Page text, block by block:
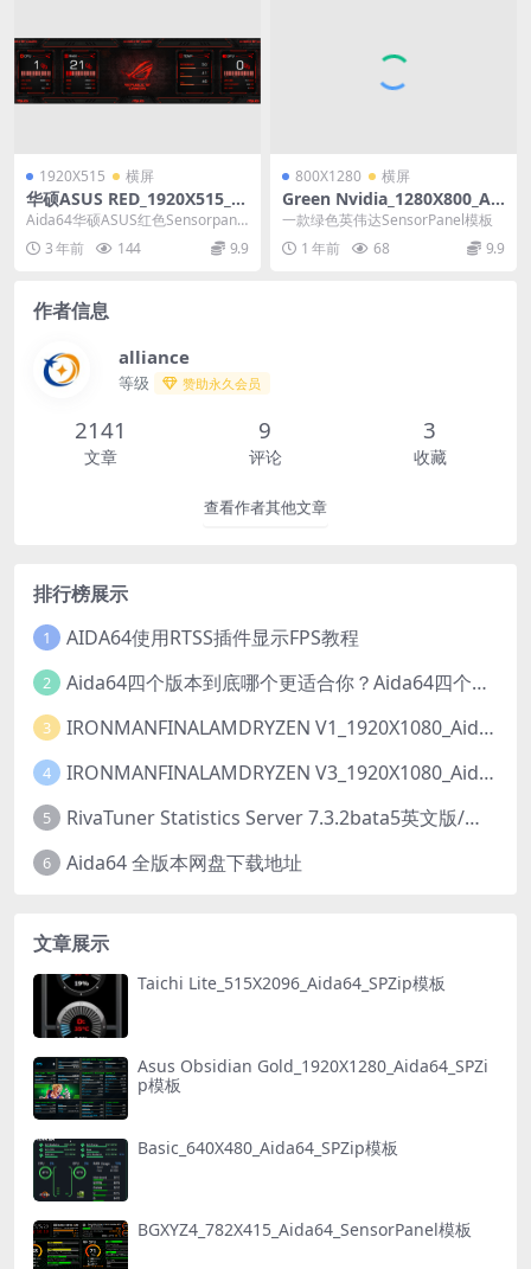
1920X515 横屏
华硕ASUS RED_1920X515_Ai
da64_Sensorpanel模板
Aida64华硕ASUS红色Sensorpanel
模板
3 年前 144 9.9
800X1280 横屏
Green Nvidia_1280X800_Ai
da64_SensorPanel模板
一款绿色英伟达SensorPanel模板
1 年前
68 9.9
作者信息
alliance
等级 赞助永久会员
2141
文章
9
评论
3
收藏
查看作者其他文章
排行榜展示
1 AIDA64使用RTSS插件显示FPS教程
2 Aida64四个版本到底哪个更适合你？Aida64四个版本有什么区别？
3 IRONMANFINALAMDRYZEN V1_1920X1080_Aida64_SensorPanel模板【推荐001已修复】
4 IRONMANFINALAMDRYZEN V3_1920X1080_Aida64_LCD项目【推荐001】【动态】
5 RivaTuner Statistics Server 7.3.2bata5英文版/中文版【简称rtss】下载以及安装教程
6 Aida64 全版本网盘下载地址
文章展示
Taichi Lite_515X2096_Aida64_SPZip模板
Asus Obsidian Gold_1920X1280_Aida64_SPZi
p模板
Basic_640X480_Aida64_SPZip模板
BGXYZ4_782X415_Aida64_SensorPanel模板